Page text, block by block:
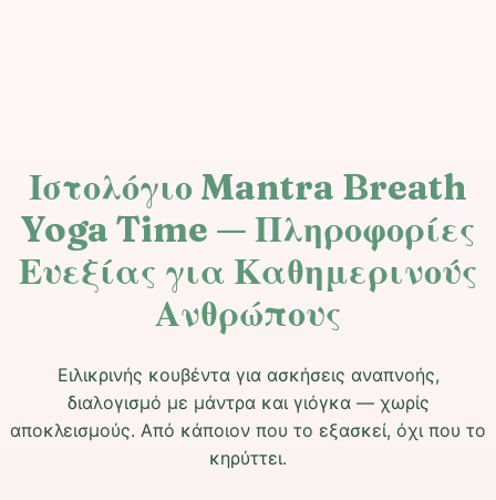
Ιστολόγιο Mantra Breath
Yoga Time — Πληροφορίες
Ευεξίας για Καθημερινούς
Ανθρώπους
Ειλικρινής κουβέντα για ασκήσεις αναπνοής,
διαλογισμό με μάντρα και γιόγκα — χωρίς
αποκλεισμούς. Από κάποιον που το εξασκεί, όχι που το
κηρύττει.